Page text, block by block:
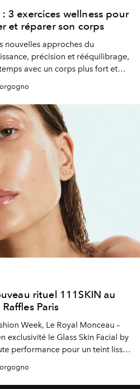
3 exercices wellness pour
et réparer son corps
nouvelles approches du
précision et rééquilibrage,
avec un corps plus fort et
rituel 111SKIN au
Paris
Week, Le Royal Monceau –
exclusivité le Glass Skin Facial by
performance pour un teint lisse,
lumineux.